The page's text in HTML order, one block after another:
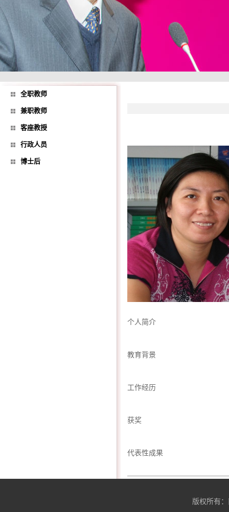
全职教师
兼职教师
客座教授
行政人员
博士后
个人简介
教育背景
工作经历
获奖
代表性成果
版权所有